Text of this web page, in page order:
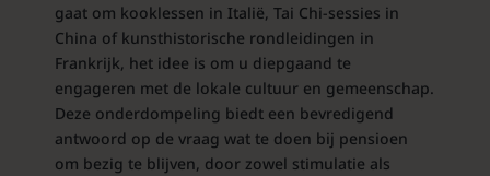
gaat om kooklessen in Italië, Tai Chi-sessies in
China of kunsthistorische rondleidingen in
Frankrijk, het idee is om u diepgaand te
engageren met de lokale cultuur en gemeenschap.
Deze onderdompeling biedt een bevredigend
antwoord op de vraag wat te doen bij pensioen
om bezig te blijven, door zowel stimulatie als